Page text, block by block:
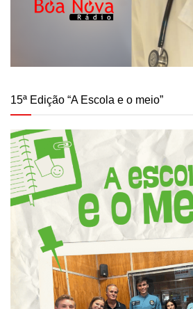
15ª Edição “A Escola e o meio”